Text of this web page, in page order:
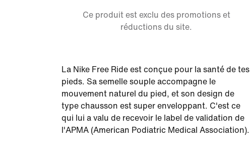
Ce produit est exclu des promotions et
réductions du site.
La Nike Free Ride est conçue pour la santé de tes
pieds. Sa semelle souple accompagne le
mouvement naturel du pied, et son design de
type chausson est super enveloppant. C'est ce
qui lui a valu de recevoir le label de validation de
l'APMA (American Podiatric Medical Association).